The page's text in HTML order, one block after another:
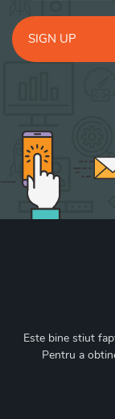
SIGN UP
Este bine stiut
Pentru a